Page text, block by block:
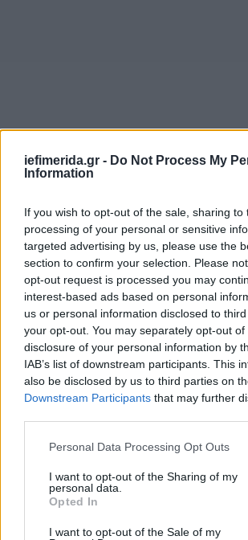
iefimerida.gr - Do Not Process My
Information
If you wish to opt-out of the sale, sharing to
processing of your personal or sensitive
targeted advertising by us, please use the
section to confirm your selection. Please
opt-out request is processed you may
interest-based ads based on personal
us or personal information disclosed to
your opt-out. You may separately opt-out
disclosure of your personal information by
IAB’s list of downstream participants. This
also be disclosed by us to third parties on
Downstream Participants that may further
Please note that this website/app uses one
not limited to your visit or usage behaviour.
grant or deny consent to Google and its
use your data for below specified purposes
consent section.
Personal Data Processing Opt Outs
I want to opt-out of the Sharing of my
personal data.
Opted In
I want to opt-out of the Sale of my
ΟΛΕΣ ΟΙ ΕΙΔΗΣΕΙΣ
Πόλεμος στη Μ. Ανατολή: Drones
διυλιστήριο στο Κουβέιτ, η ΕΕ